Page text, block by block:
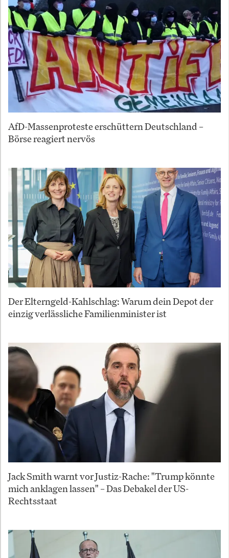
AfD-Massenproteste erschüttern Deutschland –
Börse reagiert nervös
Der Elterngeld-Kahlschlag: Warum dein Depot der
einzig verlässliche Familienminister ist
Jack Smith warnt vor Justiz-Rache: "Trump könnte
mich anklagen lassen" – Das Debakel der US-
Rechtsstaat